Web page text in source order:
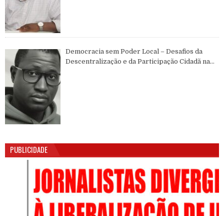
Democracia sem Poder Local – Desafios da
Descentralização e da Participação Cidadã na
PUBLICIDADE